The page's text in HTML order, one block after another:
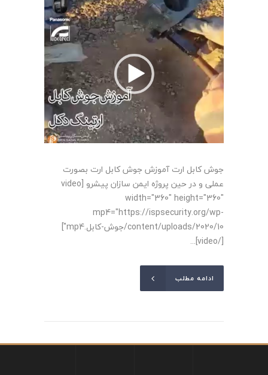
جوش کابل ارت آموزش جوش کابل ارت بصورت
عملی و در حین پروژه ایمن سازان پیشرو [video
width="360" height="360"
mp4="https://ispsecurity.org/wp-
content/uploads/2020/10/جوش-کابل.mp4"]
[/video]...
ادامه مطلب